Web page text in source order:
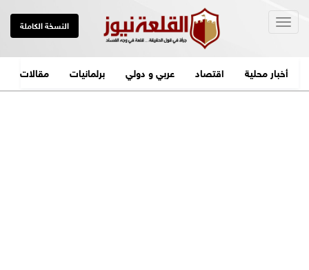
النسخة الكاملة
أخبار محلية اقتصاد عربي و دولي برلمانيات مقالات